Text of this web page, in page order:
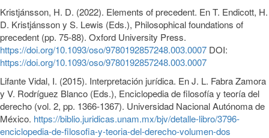
Kristjánsson, H. D. (2022). Elements of precedent. En T. Endicott, H.
D. Kristjánsson y S. Lewis (Eds.), Philosophical foundations of
precedent (pp. 75-88). Oxford University Press.
https://doi.org/10.1093/oso/9780192857248.003.0007 DOI:
https://doi.org/10.1093/oso/9780192857248.003.0007
Lifante Vidal, I. (2015). Interpretación jurídica. En J. L. Fabra Zamora
y V. Rodríguez Blanco (Eds.), Enciclopedia de filosofía y teoría del
derecho (vol. 2, pp. 1366-1367). Universidad Nacional Autónoma de
México. https://biblio.juridicas.unam.mx/bjv/detalle-libro/3796-
enciclopedia-de-filosofia-y-teoria-del-derecho-volumen-dos